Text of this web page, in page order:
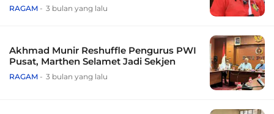
RAGAM 3 bulan yang lalu
Akhmad Munir Reshuffle Pengurus PWI
Pusat, Marthen Selamet Jadi Sekjen
RAGAM 3 bulan yang lalu